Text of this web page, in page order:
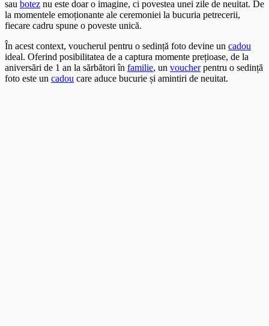
sau botez nu este doar o imagine, ci povestea unei zile de neuitat. De
la momentele emoționante ale ceremoniei la bucuria petrecerii,
fiecare cadru spune o poveste unică.
În acest context, voucherul pentru o sedință foto devine un cadou
ideal. Oferind posibilitatea de a captura momente prețioase, de la
aniversări de 1 an la sărbători în familie, un voucherpentru o sedință
foto este un cadou care aduce bucurie și amintiri de neuitat.